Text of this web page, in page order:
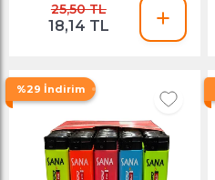
25,50 TL
18,14 TL
%29 İndirim